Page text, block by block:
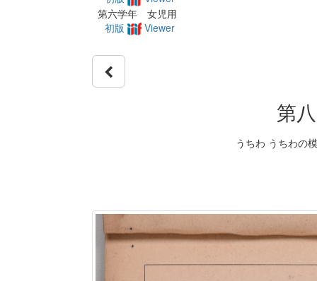
第六学年 女児用
初版
Viewer
第
うちわ うちわの